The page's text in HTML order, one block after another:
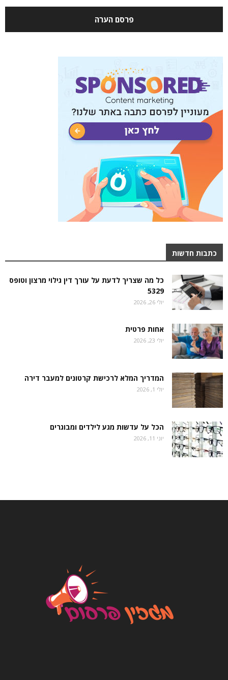
כתבות חדשות
כל מה שצריך לדעת על עורך דין גילוי מרצון וטופס
5329
יולי 26, 2026
אחות פרטית
יולי 23, 2026
המדריך המלא לרכישת קרטונים למעבר דירה
יולי 1, 2026
הכל על עדשות מגע לילדים ומבוגרים
יוני 11, 2026